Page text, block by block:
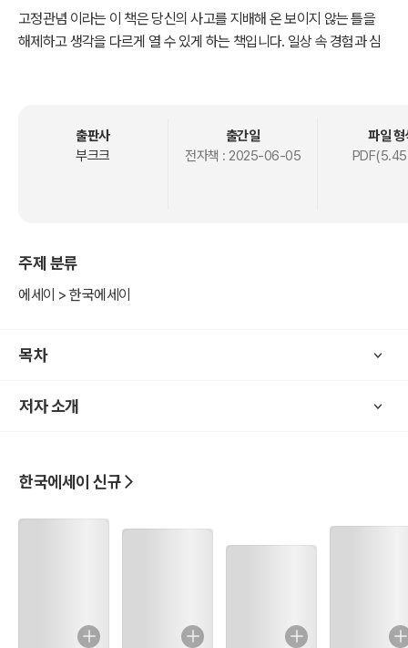
고정관념 이라는 이 책은 당신의 사고를 지배해 온 보이지 않는 틀을
해제하고 생각을 다르게 열 수 있게 하는 책입니다. 일상 속 경험과 심
진짜 변하지 않는 건 당신이 아니라 당신의 관점이 아닐까? 하는 메시
지를 담고 있습니다.
저자는 질문하고 답은 독자 본인만이 내릴 수 있습니다.
이 책은 그 불편을 당신이 스스로를 깨부수는 첫 번째 ""망치""가 되어
출판사
부크크
출간일
전자책 : 2025-06-05
파일 형
주제 분류
에세이 > 한국에세이
목차
저자 소개
한국에세이 신규